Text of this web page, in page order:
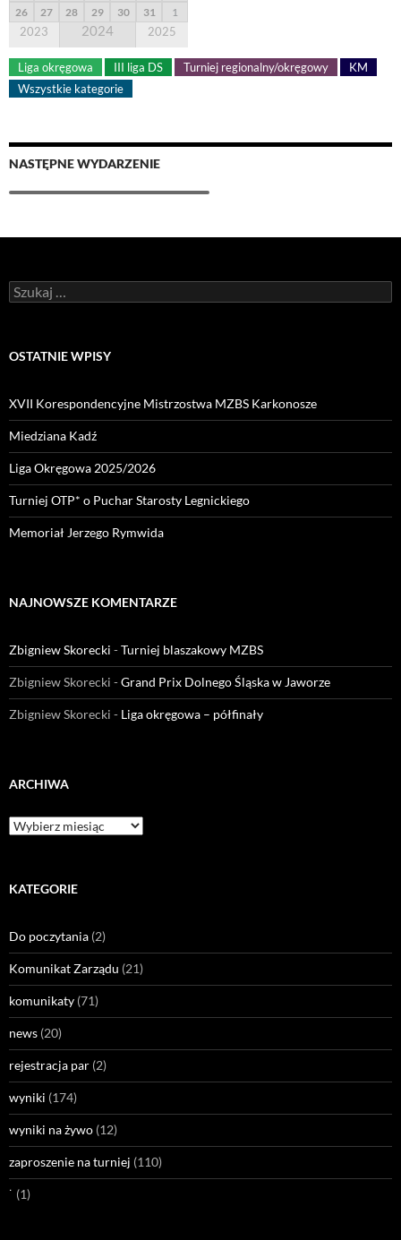
26
27 28 29 30 31 1
2023 2024 2025
Liga okręgowa III liga DS Turniej regionalny/okręgowy
KM
Wszystkie kategorie
NASTĘPNE WYDARZENIE
OSTATNIE WPISY
XVII Korespondencyjne Mistrzostwa MZBS Karkonosze
Miedziana Kadź
Liga Okręgowa 2025/2026
Turniej OTP* o Puchar Starosty Legnickiego
Memoriał Jerzego Rymwida
NAJNOWSZE KOMENTARZE
Zbigniew Skorecki -Turniej blaszakowy MZBS
Zbigniew Skorecki -Grand Prix Dolnego Śląska w Jaworze
Zbigniew Skorecki - Liga okręgowa – półfinały
ARCHIWA
KATEGORIE
Do poczytania (2)
Komunikat Zarządu (21)
komunikaty (71)
news (20)
rejestracja par (2)
wyniki (174)
wyniki na żywo (12)
zaproszenie na turniej (110)
˙ (1)